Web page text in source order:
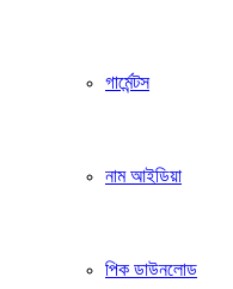
গার্মেন্টস
নাম আইডিয়া
পিক ডাউনলোড